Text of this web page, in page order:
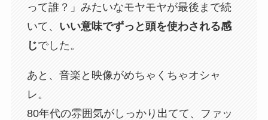
って誰？」みたいなモヤモヤが最後まで続
いて、 いい意味でずっと頭を使わされる感
じでした。
あと、音楽と映像がめちゃくちゃオシャ
レ。
80年代の雰囲気がしっかり出てて、ファッ